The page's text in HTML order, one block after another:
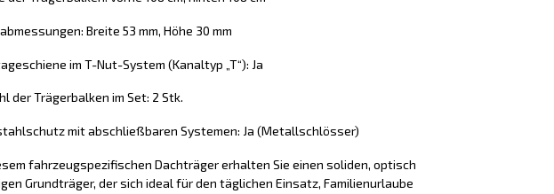
Breite 53 mm, Höhe 30 mm
im T-Nut-System (Kanaltyp „T“): Ja
der Trägerbalken im Set: 2 Stk.
mit abschließbaren Systemen: Ja (Metallschlösser)
fahrzeugspezifischen Dachträger erhalten Sie einen soliden, optisch
Grundträger, der sich ideal für den täglichen Einsatz, Familienurlaube